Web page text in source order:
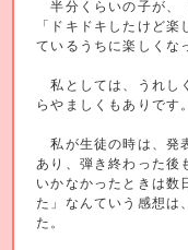
半分くらいの子が、
「ドキドキしたけど
ているうちに楽しくな
私としては、うれし
らやましくもありです。
私が生徒の時は、発
あり、弾き終わった後
いかなかったときは数
た」なんていう感想は
た。